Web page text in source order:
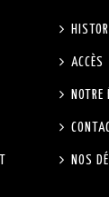
ACCÈS
NOTRE
NOS